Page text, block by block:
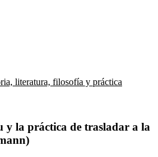
literatura, filosofía y práctica
la práctica de trasladar a la